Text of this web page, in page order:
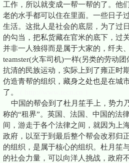
工作，所以就变成一帮一帮的了。他
老的水手都可以住在里面。一些日子
生活。这批人是社会的底层，为了过
的勾当，把私货藏在官米的底下，过
并非一人独得而是属于大家的，纤夫
teamster(火车司机)一样(另类的劳动
抗清的民族运动，实际上到了雍正时
仿造青帮的组织，藏身之处也是在城
了。
中国的帮会到了杜月笙手上，势力
称的“租界”。英国、法国、中国的法
间，游走于各个法律之间，就因为上
政府，以至于到最后整个帮会改邪归
的组织，是属于核心的组织。杜月笙
的社会力量，可以向洋人挑战，政府